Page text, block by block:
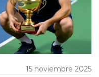
15 noviembre 2025